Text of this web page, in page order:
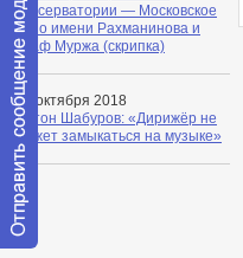
консерватории — Московское
Трио имени Рахманинова и
Граф Муржа (скрипка)
19 октября 2018
Антон Шабуров: «Дирижёр не
может замыкаться на музыке»